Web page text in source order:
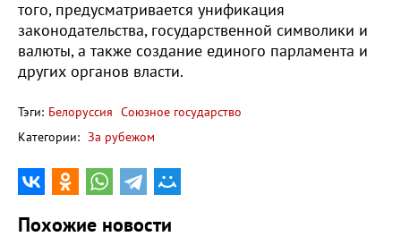
того, предусматривается унификация
законодательства, государственной символики и
валюты, а также создание единого парламента и
других органов власти.
Тэги: Белоруссия Союзное государство
Категории: За рубежом
Похожие новости